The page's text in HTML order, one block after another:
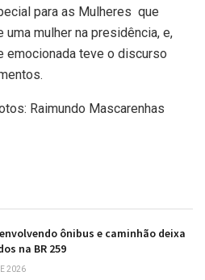
para as Mulheres que
mulher na presidência, e,
emocionada teve o discurso
Raimundo Mascarenhas
ônibus e caminhão deixa
na BR 259
2026